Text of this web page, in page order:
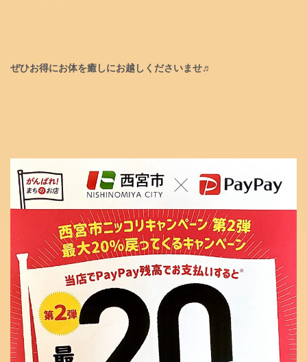
ぜひお得にお体を癒しにお越しくださいませ♬